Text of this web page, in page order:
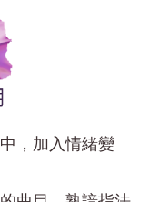
，加入情緒變